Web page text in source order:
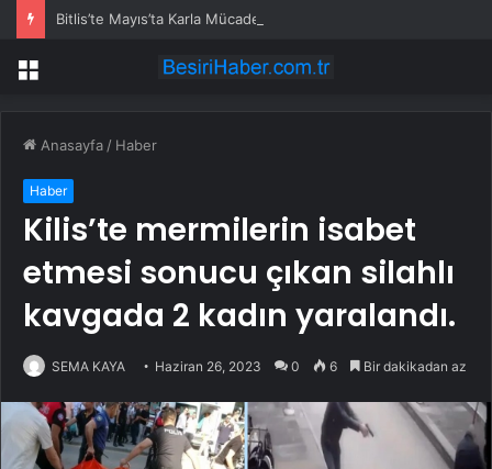
Bitlis’te Mayıs’ta Karla Mücadele
Menü
Anasayfa / Haber
Haber
Kilis’te mermilerin isabet
etmesi sonucu çıkan silahlı
kavgada 2 kadın yaralandı.
SEMA KAYA Haziran 26, 2023 0 6 Bir dakikadan az